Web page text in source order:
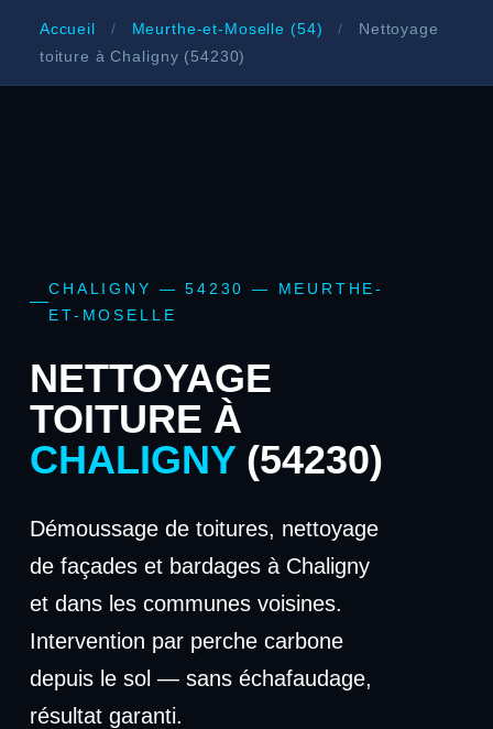
Accueil / Meurthe-et-Moselle (54) /
Nettoyage
toiture à Chaligny (54230)
CHALIGNY — 54230 — MEURTHE-
ET-MOSELLE
NETTOYAGE
TOITURE À
CHALIGNY(54230)
Démoussage de toitures, nettoyage
de façades et bardages à Chaligny
et dans les communes voisines.
Intervention par perche carbone
depuis le sol — sans échafaudage,
résultat garanti.